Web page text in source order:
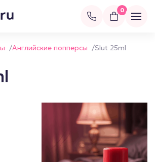
0
/Английские попперсы /Slut 25ml